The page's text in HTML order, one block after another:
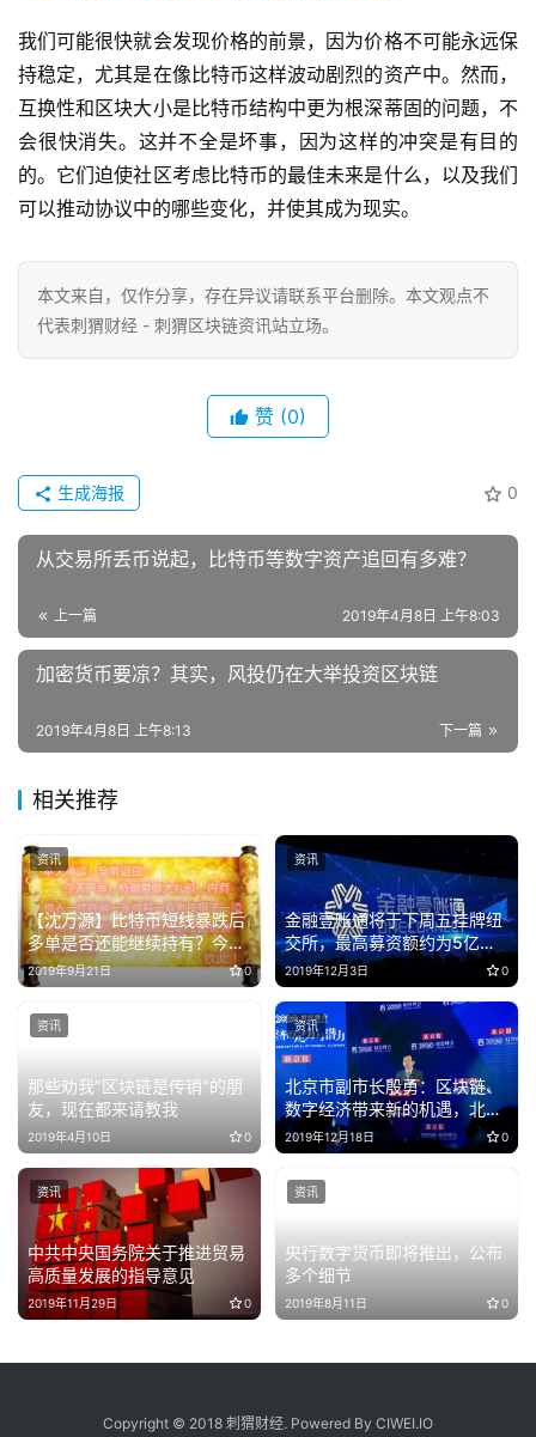
我们可能很快就会发现价格的前景，因为价格不可能永远保
持稳定，尤其是在像比特币这样波动剧烈的资产中。然而，
互换性和区块大小是比特币结构中更为根深蒂固的问题，不
会很快消失。这并不全是坏事，因为这样的冲突是有目的
的。它们迫使社区考虑比特币的最佳未来是什么，以及我们
可以推动协议中的哪些变化，并使其成为现实。
本文来自 ，仅作分享，存在异议请联系平台删除。本文观点不
代表刺猬财经 - 刺猬区块链资讯站立场。
赞 (0)
0
生成海报
从交易所丢币说起，比特币等数字资产追回有多难？
上一篇 2019年4月8日 上午8:03
加密货币要凉？其实，风投仍在大举投资区块链
下一篇
2019年4月8日 上午8:13
相关推荐
【沈万源】比特币短线暴跌后
多单是否还能继续持有？今年
可还有机会？
2019年9月21日 0
资讯
金融壹账通将于下周五挂牌纽
交所，最高募资额约为5亿美
元
2019年12月3日 0
资讯
那些劝我”区块链是传销“的朋
友，现在都来请教我
2019年4月10日 0
资讯
北京市副市长殷勇：区块链、
数字经济带来新的机遇，北京
需超前谋划抢占制高点
2019年12月18日 0
资讯
中共中央国务院关于推进贸易
高质量发展的指导意见
2019年11月29日 0
资讯
央行数字货币即将推出，公布
多个细节
2019年8月11日 0
资讯
Copyright © 2018 刺猬财经. Powered By CIWEI.IO